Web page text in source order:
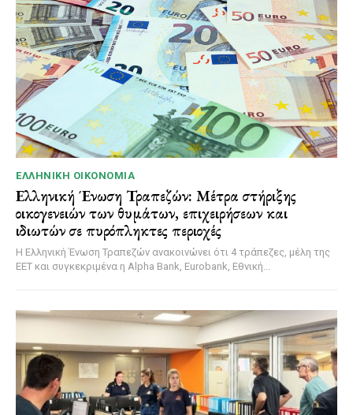
ΕΛΛΗΝΙΚΉ ΟΙΚΟΝΟΜΊΑ
Ελληνική Ένωση Τραπεζών: Μέτρα στήριξης
οικογενειών των θυμάτων, επιχειρήσεων και
ιδιωτών σε πυρόπληκτες περιοχές
Η Ελληνική Ένωση Τραπεζών ανακοινώνει ότι 4 τράπεζες, μέλη της
ΕΕΤ και συγκεκριμένα η Alpha Bank, Eurobank, Εθνική...